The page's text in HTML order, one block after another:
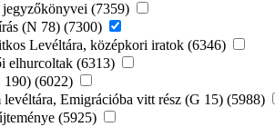
jegyzőkönyvei (7359)
(N 78) (7300)
Levéltára, középkori iratok (6346)
elhurcoltak (6313)
190) (6022)
Emigrációba vitt rész (G 15) (5988)
(5925)